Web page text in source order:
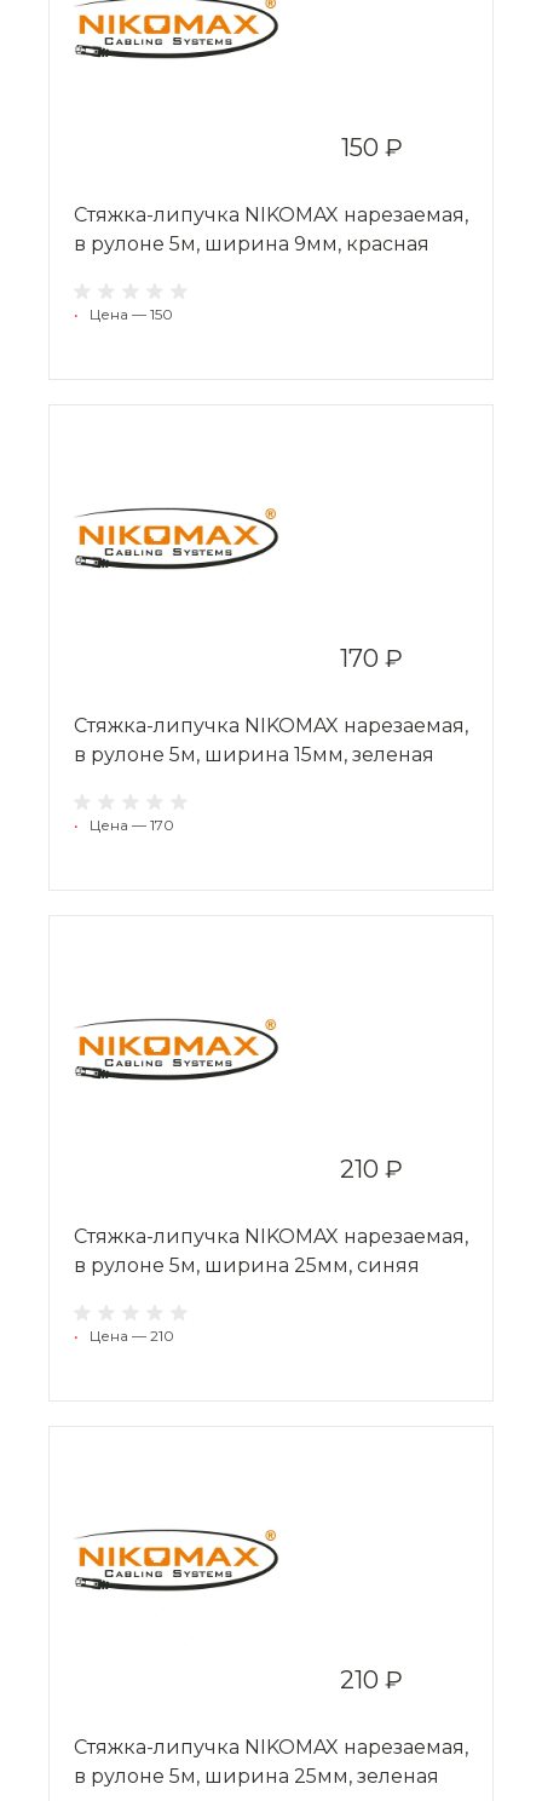
150 ₽
Стяжка-липучка NIKOMAX нарезаемая,
в рулоне 5м, ширина 9мм, красная
• Цена — 150
170 ₽
Стяжка-липучка NIKOMAX нарезаемая,
в рулоне 5м, ширина 15мм, зеленая
• Цена — 170
210 ₽
Стяжка-липучка NIKOMAX нарезаемая,
в рулоне 5м, ширина 25мм, синяя
• Цена — 210
210 ₽
Стяжка-липучка NIKOMAX нарезаемая,
в рулоне 5м, ширина 25мм, зеленая